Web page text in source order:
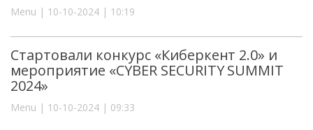
Menu | 10-10-2024 | 10:19
Стартовали конкурс «Киберкент 2.0» и
мероприятие «CYBER SECURITY SUMMIT
2024»
Menu | 10-10-2024 | 09:33